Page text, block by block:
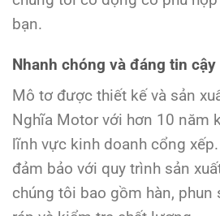
bạn.
Nhanh chóng và đáng tin cậy
Mô tơ được thiết kế và sản
Nghĩa Motor với hơn 10 năm
lĩnh vực kinh doanh cổng
đảm bảo với quy trình sản
chúng tôi bao gồm hàn, phun